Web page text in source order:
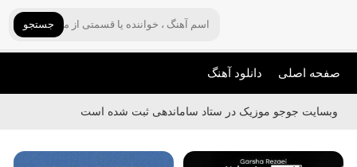
جستجو
صفحه اصلی دانلود آهنگ
وبسایت جوجو موزیک در ستاد ساماندهی ثبت شده است